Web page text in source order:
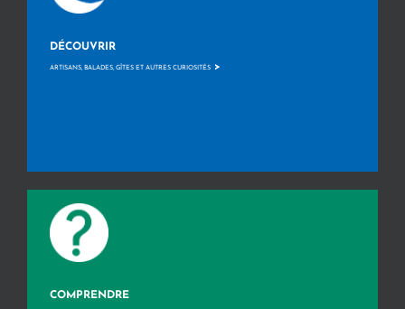
DÉCOUVRIR
ARTISANS, BALADES, GÎTES ET AUTRES CURIOSITÉS >
COMPRENDRE